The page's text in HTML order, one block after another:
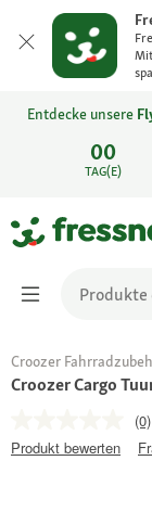
00
TAG(E)
Entdecke unsere
Croozer
Croozer Cargo
(0)
Produkt bewerten